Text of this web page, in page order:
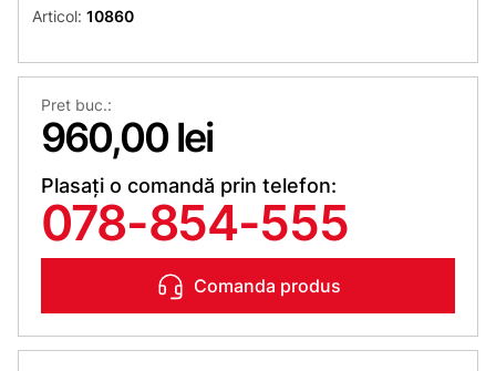
Articol: 10860
Pret buc.:
960,00 lei
Plasați o comandă prin telefon:
078-854-555
Comanda produs